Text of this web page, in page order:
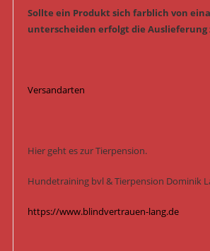
Sollte ein Produkt sich farblich von
unterscheiden erfolgt die Auslieferung
Versandarten
Hier geht es zur Tierpension.
Hundetraining bvl & Tierpension Dominik
https://www.blindvertrauen-lang.de